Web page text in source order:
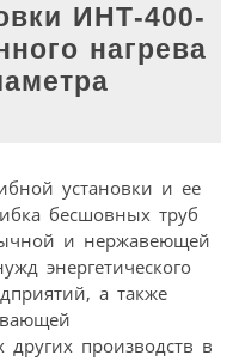
ИНТ-400-
нагрева
установки и ее
бесшовных труб
и нержавеющей
энергетического
а также
производств в